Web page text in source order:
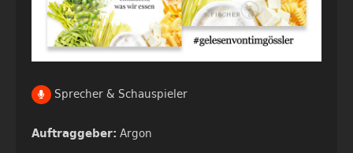
Sprecher & Schauspieler
Auftraggeber: Argon